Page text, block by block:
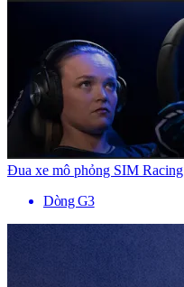
Đua xe mô phỏng SIM Racing
Dòng G3